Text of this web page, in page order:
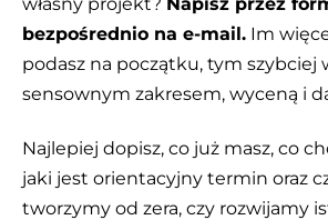
bezpośrednio na e-mail. Im
podasz na początku, tym szybciej
sensownym zakresem, wyceną i
Najlepiej dopisz, co już masz, co
jaki jest orientacyjny termin oraz
tworzymy od zera, czy rozwijamy